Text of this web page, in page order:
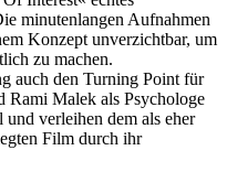
minutenlangen Aufnahmen
Konzept unverzichtbar, um
zu machen.
auch den Turning Point für
Rami Malek als Psychologe
verleihen dem als eher
Film durch ihr